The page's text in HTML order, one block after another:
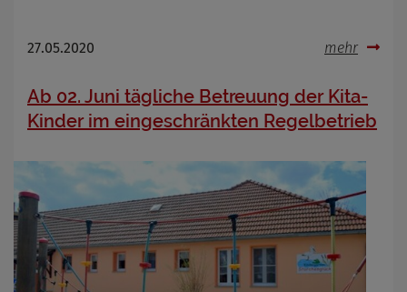
27.05.2020 mehr
Ab 02. Juni tägliche Betreuung der Kita-
Kinder im eingeschränkten Regelbetrieb